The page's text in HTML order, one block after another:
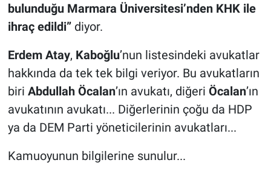
bulunduğu Marmara Üniversitesi’nden KHK ile
ihraç edildi”diyor.
Erdem Atay, Kaboğlu’nun listesindeki avukatlar
hakkında da tek tek bilgi veriyor. Bu avukatların
biri Abdullah Öcalan’ın avukatı, diğeri Öcalan’ın
avukatının avukatı... Diğerlerinin çoğu da HDP
ya da DEM Parti yöneticilerinin avukatları...
Kamuoyunun bilgilerine sunulur...